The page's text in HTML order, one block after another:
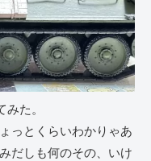
た。
っとくらいわかりゃあ
だしも何のその、いけ